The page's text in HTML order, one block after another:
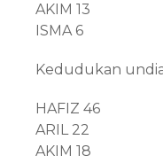
AKIM 13
ISMA 6
Kedudukan
HAFIZ 46
ARIL 22
AKIM 18